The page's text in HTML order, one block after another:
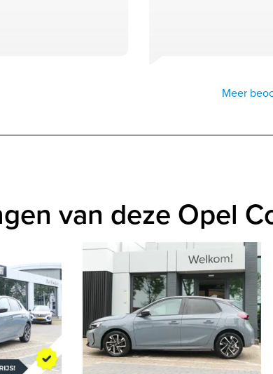
Meer
van deze Opel